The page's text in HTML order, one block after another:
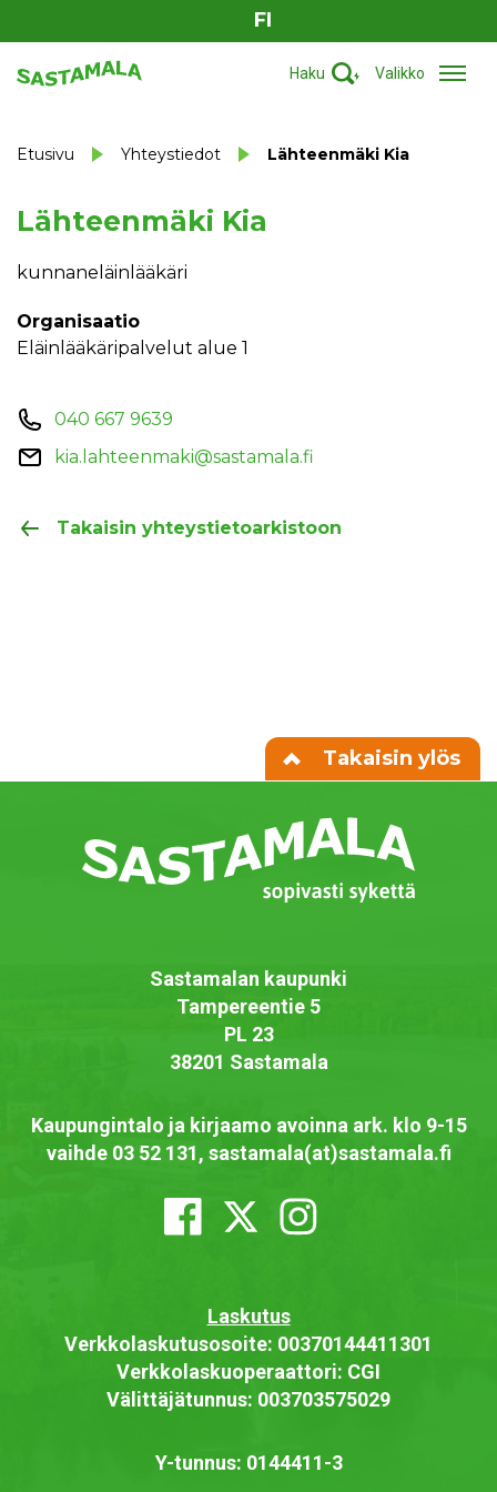
FI
Haku Valikko
Etusivu Yhteystiedot Lähteenmäki Kia
Lähteenmäki Kia
kunnaneläinlääkäri
Organisaatio
Eläinlääkäripalvelut alue 1
040 667 9639
kia.lahteenmaki@sastamala.fi
Takaisin yhteystietoarkistoon
Takaisin ylös
Sastamalan kaupunki
Tampereentie 5
PL 23
38201 Sastamala
Kaupungintalo ja kirjaamo avoinna ark. klo 9-15
vaihde 03 52 131, sastamala(at)sastamala.fi
Laskutus
Verkkolaskutusosoite: 00370144411301
Verkkolaskuoperaattori: CGI
Välittäjätunnus: 003703575029
Y-tunnus: 0144411-3